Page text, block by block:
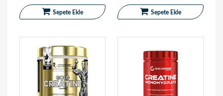
Sepete Ekle Sepete Ekle